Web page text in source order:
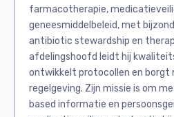
farmacotherapie,
geneesmiddelbeleid, met
antibiotic stewardship en
afdelingshoofd leidt hij
ontwikkelt protocollen en borgt
regelgeving. Zijn missie is om
based informatie en